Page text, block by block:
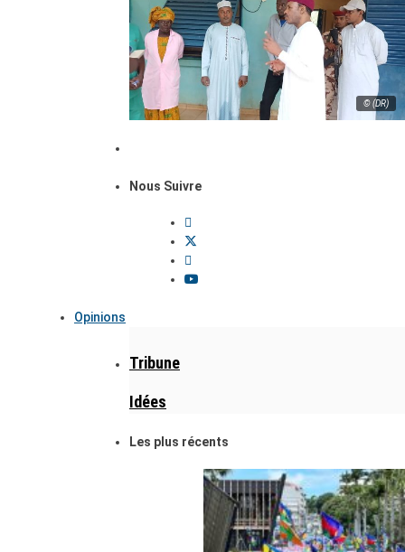
© (DR)
Nous Suivre
Opinions
Tribune
Idées
Les plus récents